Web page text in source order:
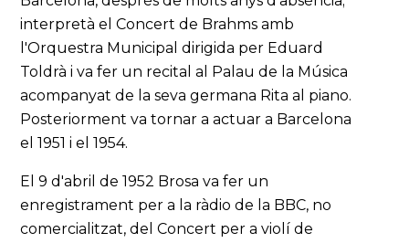
interpretà el Concert de Brahms amb
l'Orquestra Municipal dirigida per Eduard
Toldrà i va fer un recital al Palau de la Música
acompanyat de la seva germana Rita al piano.
Posteriorment va tornar a actuar a Barcelona
el 1951 i el 1954.
El 9 d'abril de 1952 Brosa va fer un
enregistrament per a la ràdio de la BBC, no
comercialitzat, del Concert per a violí de